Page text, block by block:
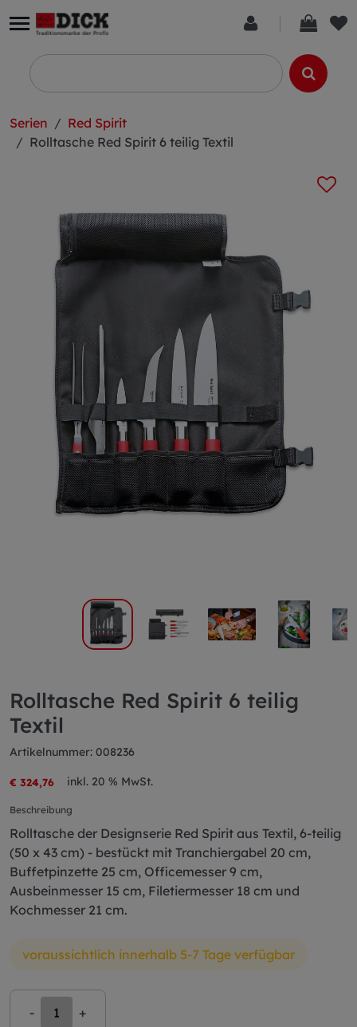
Serien
Red Spirit
Rolltasche Red Spirit 6 teilig Textil
Rolltasche Red Spirit 6 teilig
Textil
Artikelnummer: 008236
€ 324,76 inkl. 20 % MwSt.
Beschreibung
Rolltasche der Designserie Red Spirit aus Textil, 6-teilig
(50 x 43 cm) - bestückt mit Tranchiergabel 20 cm,
Buffetpinzette 25 cm, Officemesser 9 cm,
Ausbeinmesser 15 cm, Filetiermesser 18 cm und
Kochmesser 21 cm.
voraussichtlich innerhalb 5-7 Tage verfügbar
- +